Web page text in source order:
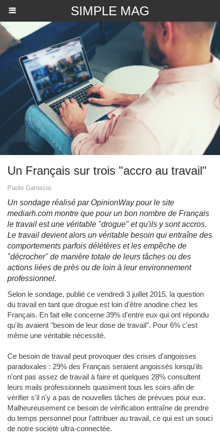
SIMPLE MAG
Un Français sur trois "accro au travail"
Paolo Garoscio
Un sondage réalisé par OpinionWay pour le site
mediarh.com montre que pour un bon nombre de Français
le travail est une véritable "drogue" et qu'ils y sont accros.
Le travail devient alors un véritable besoin qui entraîne des
comportements parfois délétères et les empêche de
"décrocher" de manière totale de leurs tâches ou des
actions liées de près ou de loin à leur environnement
professionnel.
Selon le sondage, publié ce vendredi 3 juillet 2015, la question
du travail en tant que drogue est loin d'être anodine chez les
Français. En fait elle concerne 39% d'entre eux qui ont répondu
qu'ils avaient "besoin de leur dose de travail". Pour 6% c'est
même une véritable nécessité.
Ce besoin de travail peut provoquer des crises d'angoisses
paradoxales : 29% des Français seraient angoissés lorsqu'ils
n'ont pas assez de travail à faire et quelques 28% consultent
leurs mails professionnels quasiment tous les soirs afin de
vérifier s'il n'y a pas de nouvelles tâches de prévues pour eux.
Malheureusement ce besoin de vérification entraîne de prendre
du temps personnel pour l'attribuer au travail, ce qui est un souci
de notre société ultra-connectée.